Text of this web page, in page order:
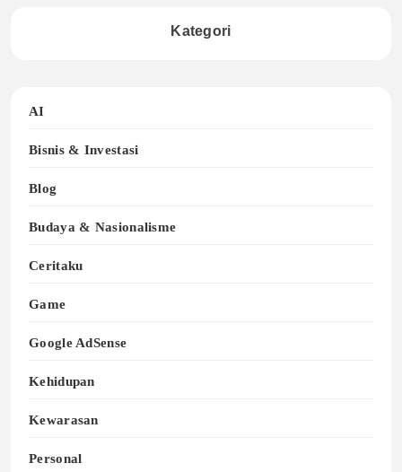
Kategori
AI
Bisnis & Investasi
Blog
Budaya & Nasionalisme
Ceritaku
Game
Google AdSense
Kehidupan
Kewarasan
Personal